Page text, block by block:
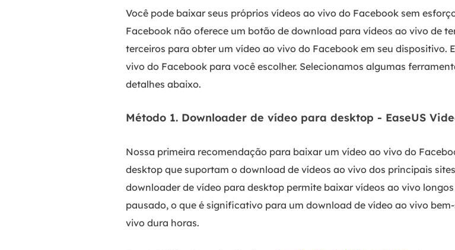
Você pode baixar seus próprios vídeos ao vivo do Facebook sem
Facebook não oferece um botão de download para vídeos ao vivo de
terceiros para obter um vídeo ao vivo do Facebook em seu dispositivo.
vivo do Facebook para você escolher. Selecionamos algumas
detalhes abaixo.
Método 1. Downloader de vídeo para desktop - EaseUS
Nossa primeira recomendação para baixar um vídeo ao vivo do
desktop que suportam o download de vídeos ao vivo dos principais
downloader de vídeo para desktop permite baixar vídeos ao vivo
pausado, o que é significativo para um download de vídeo ao vivo
vivo dura horas.